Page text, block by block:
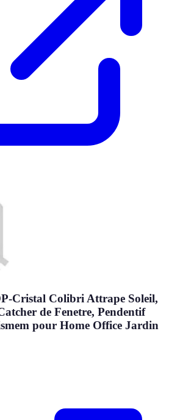
Cristal Colibri Attrape Soleil,
de Fenetre, Pendentif
pour Home Office Jardin